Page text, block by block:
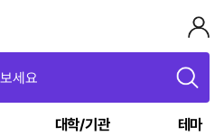
세요
대학/기관 테마